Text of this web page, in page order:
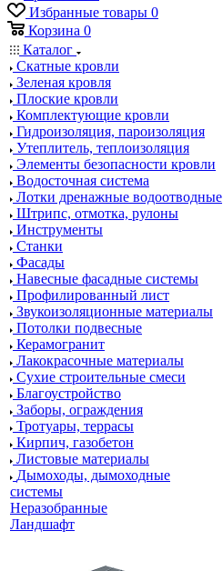
Избранные товары 0
Корзина 0
Каталог
Скатные кровли
Зеленая кровля
Плоские кровли
Комплектующие кровли
Гидроизоляция, пароизоляция
Утеплитель, теплоизоляция
Элементы безопасности кровли
Водосточная система
Лотки дренажные водоотводные
Штрипс, отмотка, рулоны
Инструменты
Станки
Фасады
Навесные фасадные системы
Профилированный лист
Звукоизоляционные материалы
Потолки подвесные
Керамогранит
Лакокрасочные материалы
Сухие строительные смеси
Благоустройство
Заборы, ограждения
Тротуары, террасы
Кирпич, газобетон
Листовые материалы
Дымоходы, дымоходные
системы
Неразобранные
Ландшафт